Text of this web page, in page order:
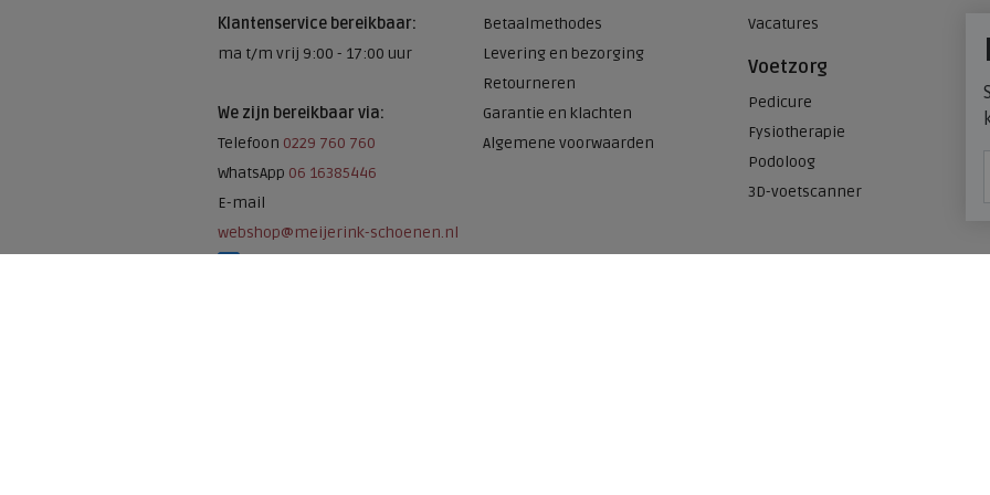
Klantenservice bereikbaar:
ma t/m vrij 9:00 - 17:00 uur
We zijn bereikbaar via:
Telefoon 0229 760 760
WhatsApp 06 16385446
E-mail
webshop@meijerink-schoenen.nl
Betaalmethodes
Levering en bezorging
Retourneren
Garantie en klachten
Algemene voorwaarden
Vacatures
Voetzorg
Pedicure
Fysiotherapie
Podoloog
3D-voetscanner